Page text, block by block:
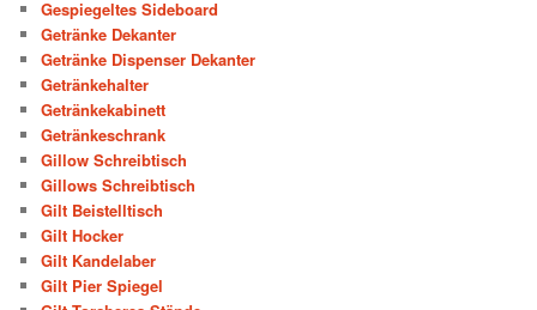
Gespiegeltes Sideboard
Getränke Dekanter
Getränke Dispenser Dekanter
Getränkehalter
Getränkekabinett
Getränkeschrank
Gillow Schreibtisch
Gillows Schreibtisch
Gilt Beistelltisch
Gilt Hocker
Gilt Kandelaber
Gilt Pier Spiegel